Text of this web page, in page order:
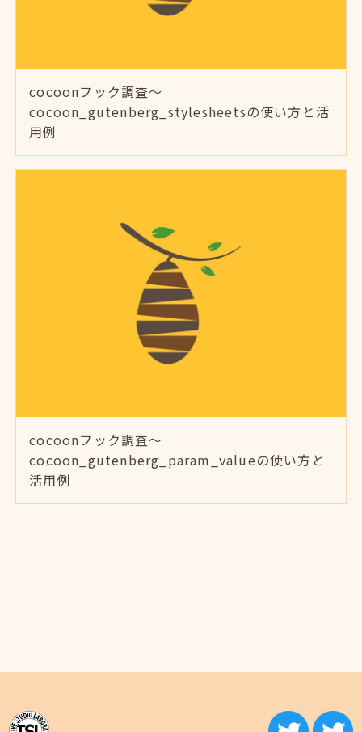
cocoonフック調査～
cocoon_gutenberg_stylesheetsの使い方と活
用例
cocoonフック調査～
cocoon_gutenberg_param_valueの使い方と
活用例